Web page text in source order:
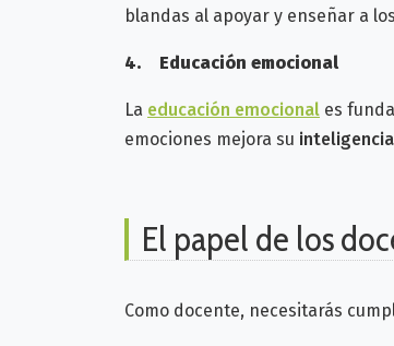
blandas al apoyar y enseñar a
4. Educación emocional
La educación emocional es
emociones mejora su
El papel de los
Como docente, necesitarás